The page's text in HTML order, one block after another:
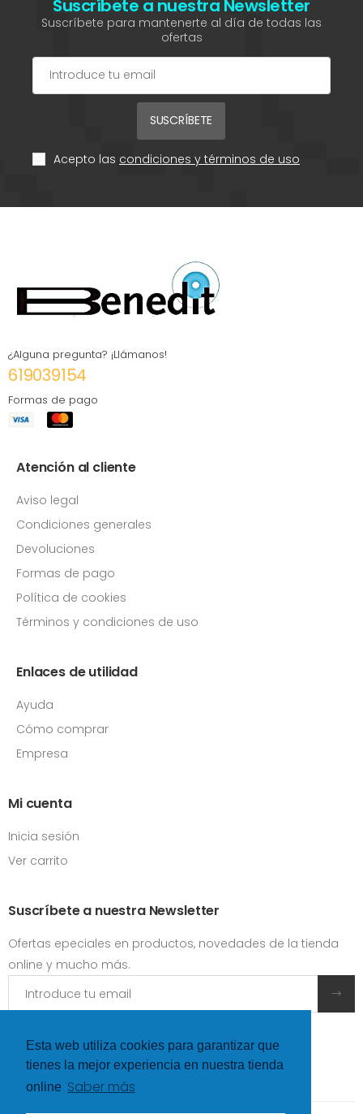
Esta web utiliza cookies para garantizar que
tienes la mejor experiencia en nuestra tienda
online Saber más
Suscríbete a nuestra Newsletter
Suscríbete para mantenerte al día de todas las
ofertas
SUSCRÍBETE
Acepto las condiciones y términos de uso
¿Alguna pregunta? ¡Llámanos!
619039154
Formas de pago
Atención al cliente
Aviso legal
Condiciones generales
Devoluciones
Formas de pago
Política de cookies
Términos y condiciones de uso
Enlaces de utilidad
Ayuda
Cómo comprar
Empresa
Mi cuenta
Inicia sesión
Ver carrito
Suscríbete a nuestra Newsletter
Ofertas epeciales en productos, novedades de la tienda
online y mucho más.